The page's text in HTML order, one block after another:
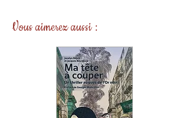
Vous aimerez aussi :